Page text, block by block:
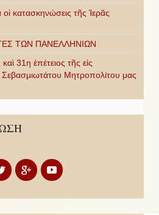
κατασκηνώσεις τῆς Ἱερᾶς
ΤΩΝ ΠΑΝΕΛΛΗΝΙΩΝ
31η ἐπέτειος τῆς εἰς
Μητροπολίτου μας